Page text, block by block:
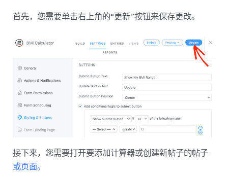
首先，您需要单击右上角的“更新”按钮来保存更改。
接下来，您需要打开要添加计算器或创建新帖子的帖子
或页面。